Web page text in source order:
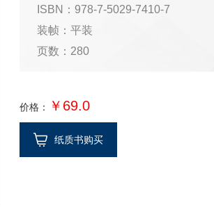
ISBN：978-7-5029-7410-7
装帧：平装
页数：280
价格： ￥69.0
纸质书购买